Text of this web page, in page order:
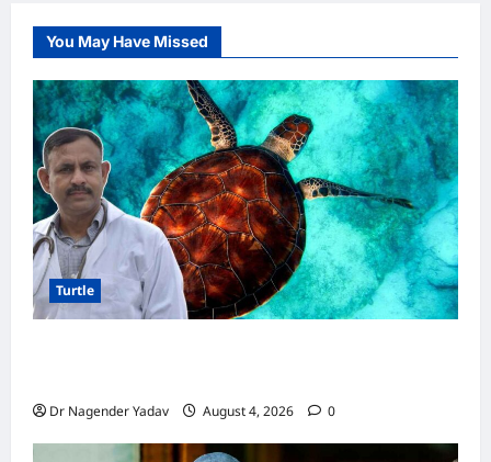
को
भूलकर
भी
न
खिलाएं
ये
7
चीजें!
एक
गलती
पड़
सकती
है
भारी
You May Have Missed
Turtle
Dr Nagender Yadav August 4, 2026 0